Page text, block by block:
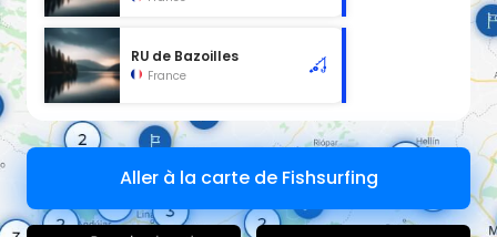
RU de Bazoilles
France
Aller à la carte de Fishsurfing